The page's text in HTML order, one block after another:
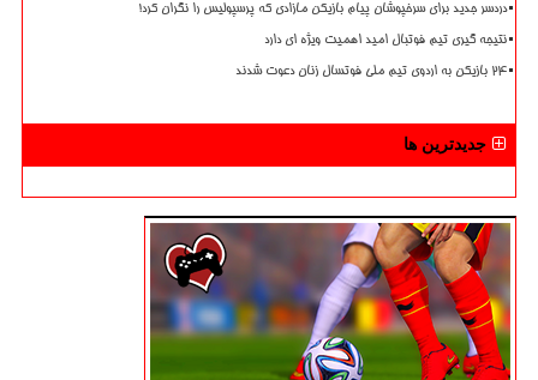
دردسر جدید برای سرخپوشان پیام بازیکن مازادی که پرسپولیس را نگران کرد!
نتیجه گیری تیم فوتبال امید اهمیت ویژه ای دارد
۲۴ بازیکن به اردوی تیم ملی فوتسال زنان دعوت شدند
جدیدترین ها